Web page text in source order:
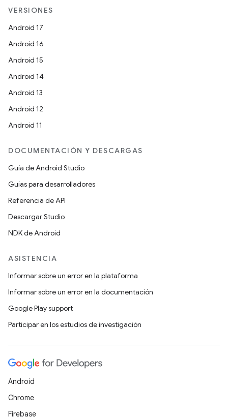
VERSIONES
Android 17
Android 16
Android 15
Android 14
Android 13
Android 12
Android 11
DOCUMENTACIÓN Y DESCARGAS
Guía de Android Studio
Guías para desarrolladores
Referencia de API
Descargar Studio
NDK de Android
ASISTENCIA
Informar sobre un error en la plataforma
Informar sobre un error en la documentación
Google Play support
Participar en los estudios de investigación
Android
Chrome
Firebase